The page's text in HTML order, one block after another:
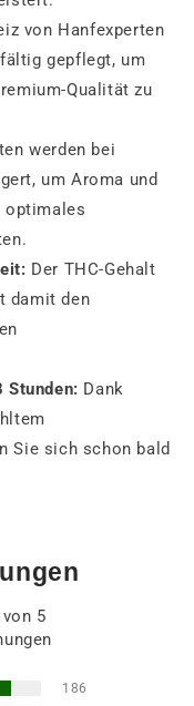
von Hanfexperten
gepflegt, um
Qualität zu
werden bei
um Aroma und
optimales
Der THC-Gehalt
damit den
Stunden: Dank
Sie sich schon bald
5
186